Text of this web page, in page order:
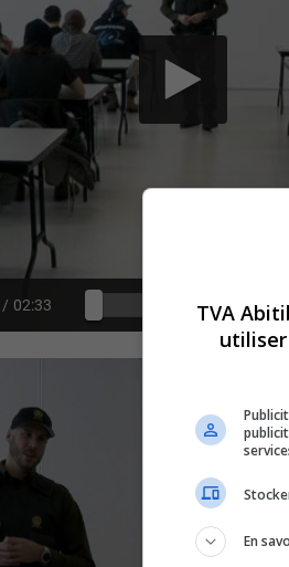
/ 02:33
TVA
En